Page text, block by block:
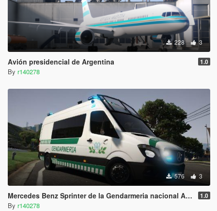
228 3
Avión presidencial de Argentina 1.0
By r140278
576 3
Mercedes Benz Sprinter de la Gendarmeria nacional Argentina 1.0
By r140278